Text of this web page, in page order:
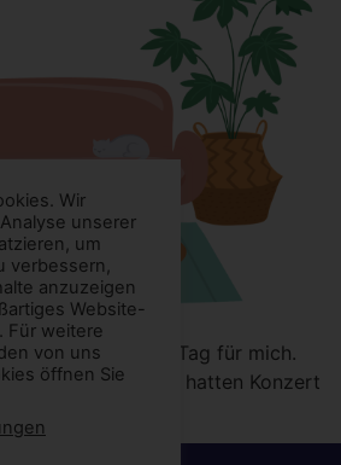
ganz besonderer Tag für mich.
Mutprobe.
WIR hatten Konzert
Grundschule.
Wir
unserer
um
verbessern,
anzuzeigen
Website-
Für weitere
von uns
öffnen Sie